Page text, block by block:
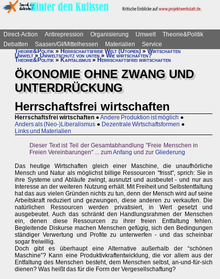
Direct-Action Antirepression Organisierung Umwelt
Theorie&Politik
Debatten
Saasen/GI/Mittelhessen Materialien
Service
Theorie&Politik»Herrschaftsfreie Welt (Utopien)»Wirtschaften
Umwelt » Umweltschutz von unten » Wie wirtschaften?
Theorie&Politik » Kapitalismus » Herrschaftsfrei wirtschaften
ÖKONOMIE OHNE ZWANG UND
UNTERDRÜCKUNG
Herrschaftsfrei wirtschaften
Herrschaftsfrei wirtschaften ●Andere Produktion ist möglich ●
Anders als (Neo-)Liberalismus ● Dezentrale Wirtschaftsformen ●
Links und Materialien
Dieser Text ist Teil der Gesamtabhandlung "Freie Menschen in
Freien Vereinbarungen" ... zumAnfang und zur Gliederung
Das heutige Wirtschaften gleich einer Maschine, die unaufhörliche
Mensch und Natur als möglichst billige Ressourcen "frisst", sprich: Sie in
ihre Systeme und Abläufe zwingt, ausnutzt und ausbeutet - und nur aus
Interesse an der weiteren Nutzung erhält. Mit Freiheit und Selbstentfaltung
hat das aus vielen Gründen nichts zu tun, denn der Mensch wird auf seine
Arbeitskraft reduziert und gezwungen, diese anderen zu verkaufen. Die
natürlichen Ressourcen werden privatisiert, in Wert gesetzt und
ausgebeutet. Auch das schränkt den Handlungsrahmen der Menschen
ein, denen diese Ressourcen zu ihrer freien Entfaltung fehlen.
Begleitende Diskurse machen Menschen gefügig, sich den Bedingungen
ständiger Verwertung und Profite zu unterwerfen - und das scheinbar
sogar freiwillig.
Doch gibt es überhaupt eine Alternative außerhalb der “schönen
Maschine”? Kann eine Produktivkraftentwicklung, die vor allem aus der
Entfaltung des Menschen besteht, dem Menschen selbst, an-und-für-sich
dienen? Was heißt das für die Form der Vergesellschaftung?